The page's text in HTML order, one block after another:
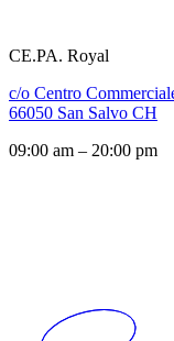
CE.PA. Royal
c/o Centro
66050 San Salvo CH
09:00 am – 20:00 pm